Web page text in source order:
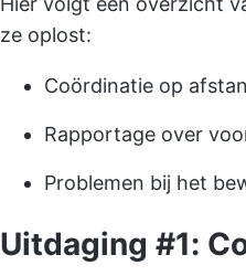
ze oplost:
Coördinatie op
Rapportage over
Problemen bij het
Uitdaging #1: